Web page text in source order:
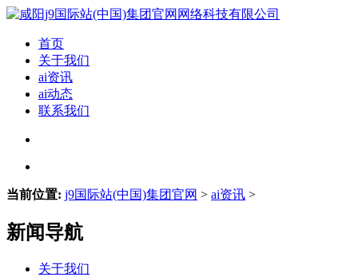
首页
关于我们
ai资讯
ai动态
联系我们
当前位置: j9国际站(中国)集团官网 > ai资讯 >
新闻导航
关于我们